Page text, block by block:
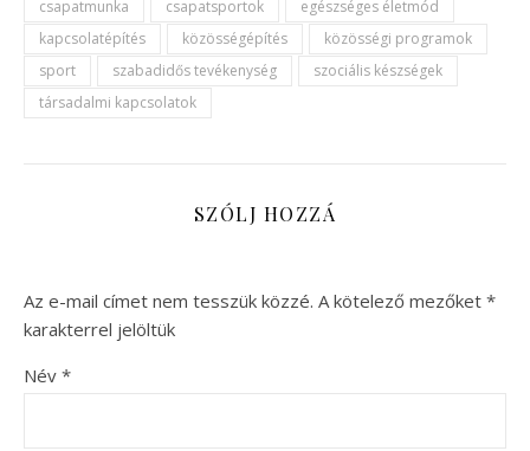
csapatmunka csapatsportok
egészséges életmód
kapcsolatépítés
közösségépítés
közösségi programok
sport
szabadidős tevékenység
szociális készségek
társadalmi kapcsolatok
SZÓLJ HOZZÁ
Az e-mail címet nem tesszük közzé. A kötelező mezőket *
karakterrel jelöltük
Név *